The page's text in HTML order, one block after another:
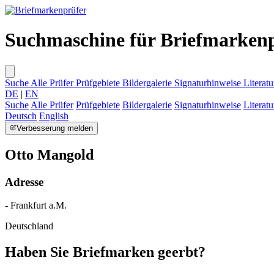
Suchmaschine für
Suche Alle PrüferPrüfgebiete Bildergalerie Signaturhinweise
DE | EN
Suche Alle Prüfer Prüfgebiete Bildergalerie Signaturhinweise
Deutsch English
Verbesserung melden
Otto Mangold
Adresse
- Frankfurt a.M.
Deutschland
Haben Sie Briefmarken geerbt?